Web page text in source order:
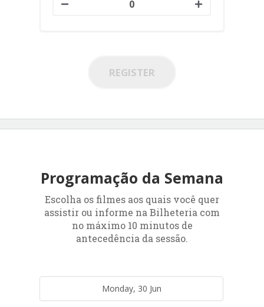
REGISTER
Programação da Semana
Escolha os filmes aos quais você quer
assistir ou informe na Bilheteria com
no máximo 10 minutos de
antecedência da sessão.
Monday, 30 Jun